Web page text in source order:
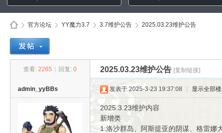
官方论坛 YY魔力3.7 3.7维护公告
›
2025.03.23维护公告
查看: 2265 回复: 0 2025.03.23维护公告 [复制链接]
admin_yyBBs 发表于 2025-3-23 19:37:08 显示全部
2025.3.23维护内容
新增类
1.洛沙群岛、阿斯提亚的阴谋、格雷娜